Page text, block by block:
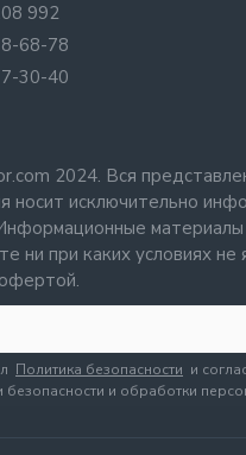
992
68-78
30-40
2024. Вся
носит исключительно
ни при каких условиях не
Политика безопасности и
безопасности и обработки